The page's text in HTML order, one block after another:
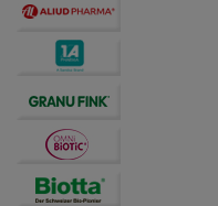
Website weiter für Sie
auf unserer Website
Drittseiten möglichst
Bitte beachten Sie,
Dritte wie z.B.
übertragen werden.